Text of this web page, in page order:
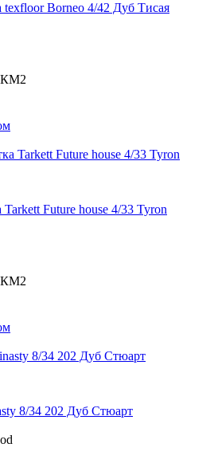
Borneo 4/42 Дуб Тисая
КМ2
Future house 4/33 Tyron
КМ2
8/34 202 Дуб Стюарт